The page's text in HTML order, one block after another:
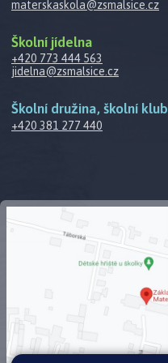
materskaskola@zsmalsice.cz
Školní jídelna
+420 773 444 563
jidelna@zsmalsice.cz
Školní družina, školní klub
+420 381 277 440